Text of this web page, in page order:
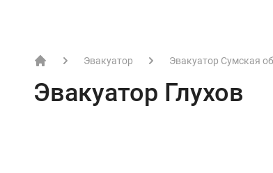
Эвакуатор Эвакуатор Сумская
Эвакуатор Глухов